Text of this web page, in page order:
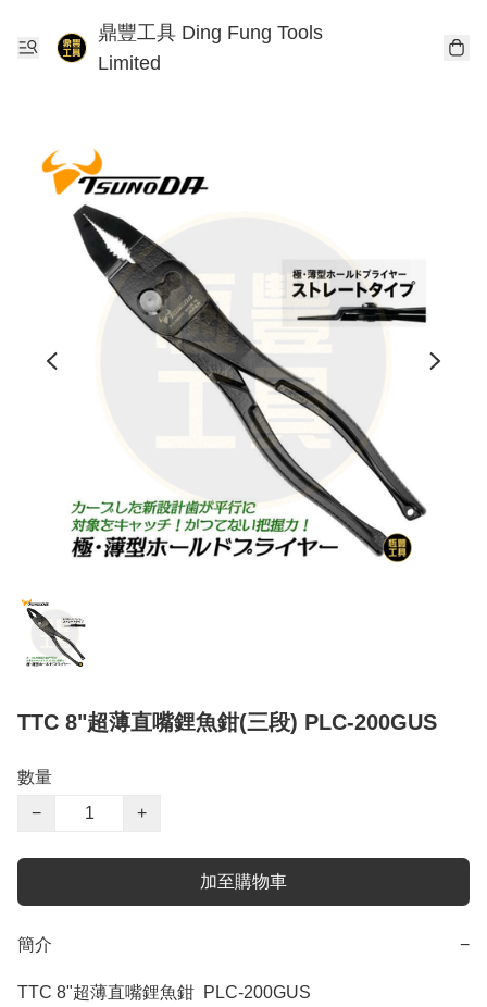
鼎豐工具 Ding Fung Tools
Limited
TTC 8"超薄直嘴鋰魚鉗(三段) PLC-200GUS
數量
−
+
加至購物車
簡介 −
TTC 8"超薄直嘴鋰魚鉗  PLC-200GUS